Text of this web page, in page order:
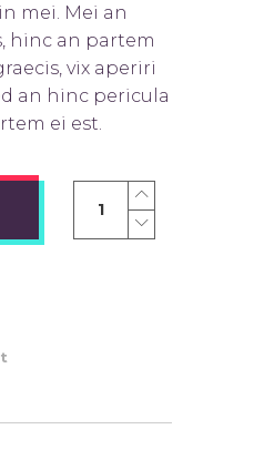
mei. Mei an
hinc an partem
vix aperiri
an hinc pericula
ei est.